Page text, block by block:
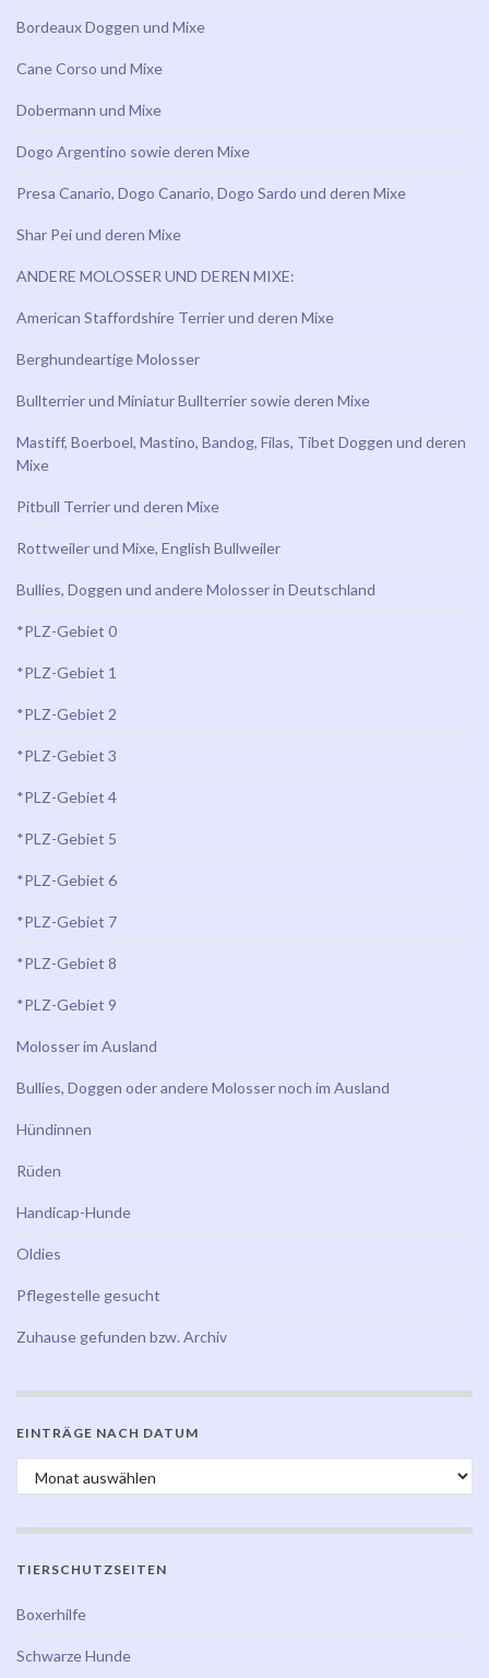
Bordeaux Doggen und Mixe
Cane Corso und Mixe
Dobermann und Mixe
Dogo Argentino sowie deren Mixe
Presa Canario, Dogo Canario, Dogo Sardo und deren Mixe
Shar Pei und deren Mixe
ANDERE MOLOSSER UND DEREN MIXE:
American Staffordshire Terrier und deren Mixe
Berghundeartige Molosser
Bullterrier und Miniatur Bullterrier sowie deren Mixe
Mastiff, Boerboel, Mastino, Bandog, Filas, Tibet Doggen und deren
Mixe
Pitbull Terrier und deren Mixe
Rottweiler und Mixe, English Bullweiler
Bullies, Doggen und andere Molosser in Deutschland
*PLZ-Gebiet 0
*PLZ-Gebiet 1
*PLZ-Gebiet 2
*PLZ-Gebiet 3
*PLZ-Gebiet 4
*PLZ-Gebiet 5
*PLZ-Gebiet 6
*PLZ-Gebiet 7
*PLZ-Gebiet 8
*PLZ-Gebiet 9
Molosser im Ausland
Bullies, Doggen oder andere Molosser noch im Ausland
Hündinnen
Rüden
Handicap-Hunde
Oldies
Pflegestelle gesucht
Zuhause gefunden bzw. Archiv
EINTRÄGE NACH DATUM
Einträge nach Datum
TIERSCHUTZSEITEN
Boxerhilfe
Schwarze Hunde